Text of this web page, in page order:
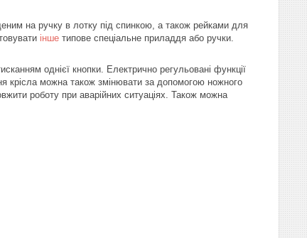
на ручку в лотку під спинкою, а також рейками для
інше типове спеціальне приладдя або ручки.
однієї кнопки. Електрично регульовані функції
крісла можна також змінювати за допомогою ножного
роботу при аварійних ситуаціях. Також можна